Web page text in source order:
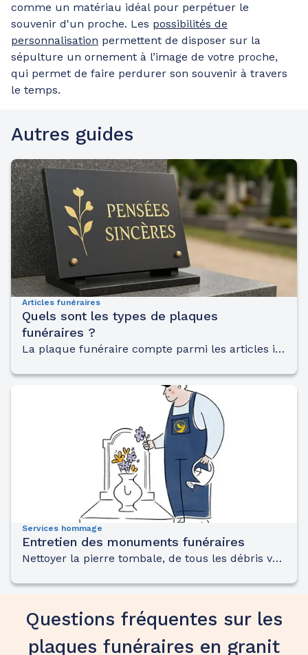
comme un matériau idéal pour perpétuer le
souvenir d'un proche. Les possibilités de
personnalisation permettent de disposer sur la
sépulture un ornement à l’image de votre proche,
qui permet de faire perdurer son souvenir à travers
le temps.
Autres guides
Articles funéraires
Quels sont les types de plaques
funéraires ?
La plaque funéraire compte parmi les articles incontournables des cimetières. Elle sert à la fois à décorer la sépulture et à rendre hommage à la personne. Comment la choisir ? Quel matériau privilégier ?... Nous faisons le point sur cet ornement de la tombe et ses différentes caractéristiques.
Services hommage
Entretien des monuments funéraires
Nettoyer la pierre tombale, de tous les débris végétaux et autres saletés, contribue à la préserver en bon état. Parce qu’il n’est pas toujours facile de se rendre au cimetière régulièrement, nous vous proposons un service qui s’adapte à votre situation.
Questions fréquentes sur les
plaques funéraires en granit